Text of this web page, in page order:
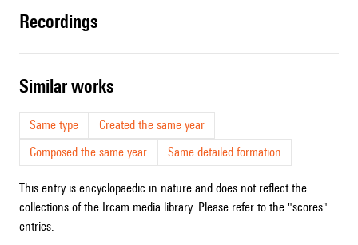
recordings
similar works
Same type
Created the same year
Composed the same year
Same detailed formation
This entry is encyclopaedic in nature and does not reflect the
collections of the Ircam media library. Please refer to the "scores"
entries.